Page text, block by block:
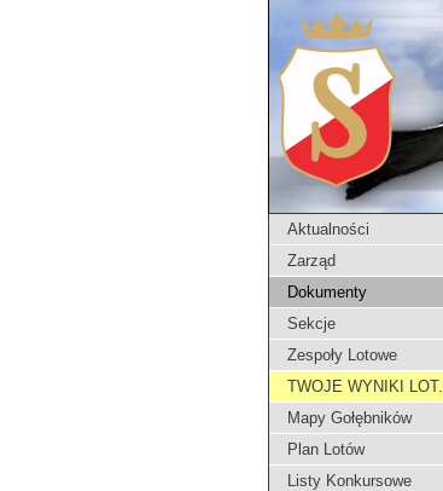
Aktualności
Zarząd
Dokumenty
Sekcje
Zespoły Lotowe
TWOJE WYNIKI LOT.
Mapy Gołębników
Plan Lotów
Listy Konkursowe